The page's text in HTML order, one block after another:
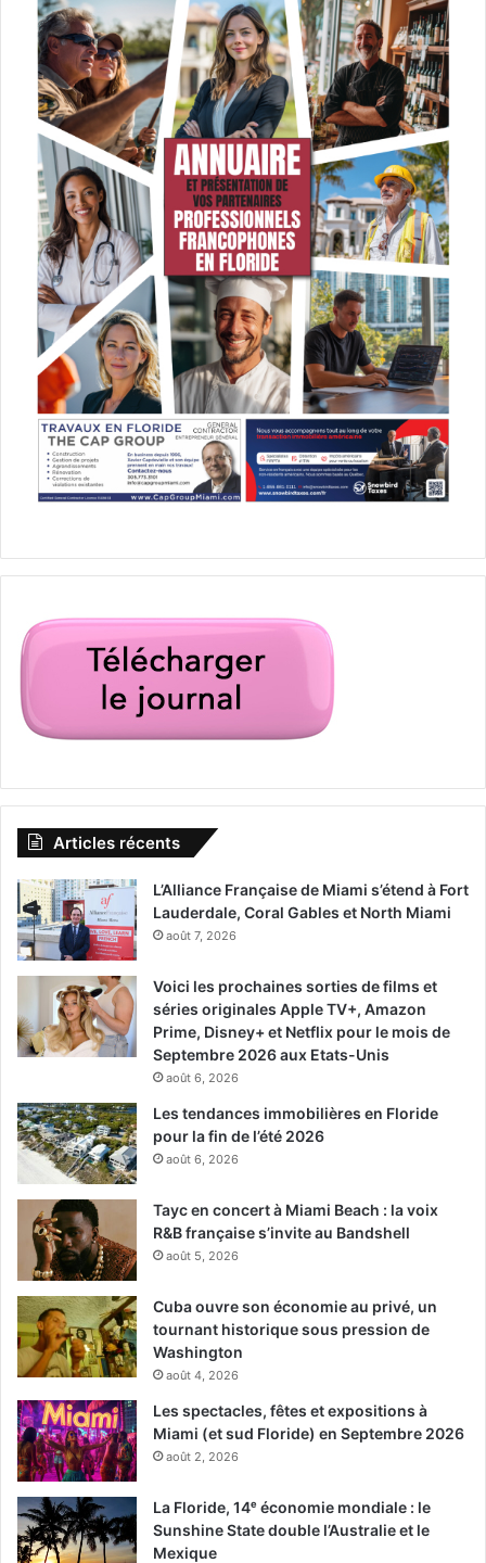
Articles récents
L’Alliance Française de Miami s’étend à Fort
Lauderdale, Coral Gables et North Miami
août 7, 2026
Voici les prochaines sorties de films et
séries originales Apple TV+, Amazon
Prime, Disney+ et Netflix pour le mois de
Septembre 2026 aux Etats-Unis
août 6, 2026
Les tendances immobilières en Floride
pour la fin de l’été 2026
août 6, 2026
Tayc en concert à Miami Beach : la voix
R&B française s’invite au Bandshell
août 5, 2026
Cuba ouvre son économie au privé, un
tournant historique sous pression de
Washington
août 4, 2026
Les spectacles, fêtes et expositions à
Miami (et sud Floride) en Septembre 2026
août 2, 2026
La Floride, 14ᵉ économie mondiale : le
Sunshine State double l’Australie et le
Mexique